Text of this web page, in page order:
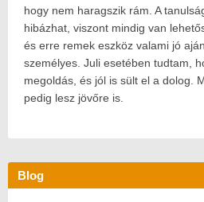
hogy nem haragszik rám. A
hibázhat, viszont mindig van
és erre remek eszköz valami jó
személyes. Juli esetében tudtam,
megoldás, és jól is sült el a dolog.
pedig lesz jövőre is.
Blog